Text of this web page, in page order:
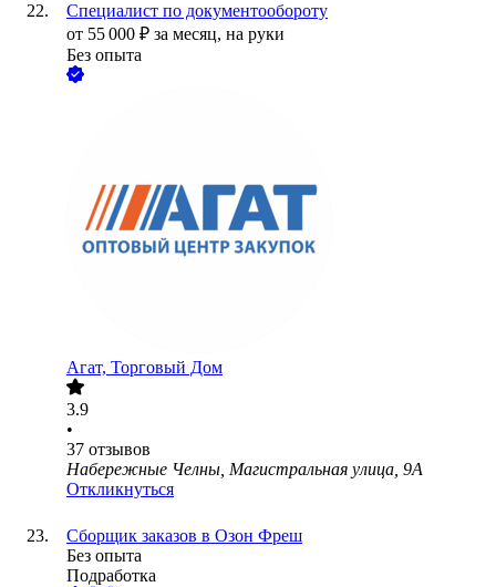
Специалист по документообороту
от 55 000 ₽ за месяц, на руки
Без опыта
Агат, Торговый Дом
3.9
•
37 отзывов
Набережные Челны, Магистральная улица, 9А
Откликнуться
Сборщик заказов в Озон Фреш
Без опыта
Подработка